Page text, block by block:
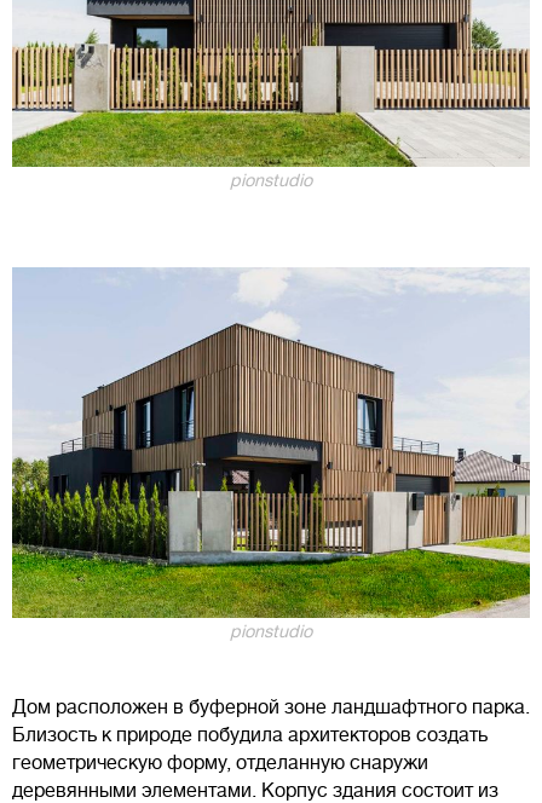
pionstudio
pionstudio
Дом расположен в буферной зоне ландшафтного парка.
Близость к природе побудила архитекторов создать
геометрическую форму, отделанную снаружи
деревянными элементами. Корпус здания состоит из